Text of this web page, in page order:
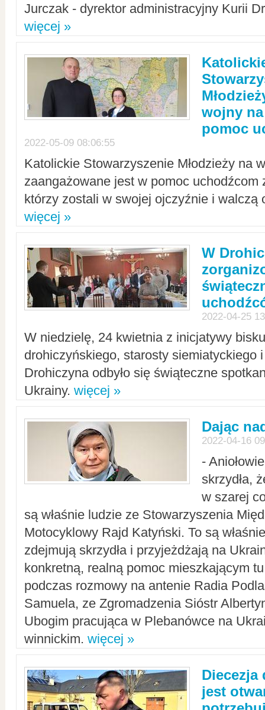
Jurczak - dyrektor administracyjny Kurii
więcej »
wojny
pomoc
2022-05-09 08:06:55
Katolickie Stowarzyszenie Młodzieży na
zaangażowane jest w pomoc uchodźcom
którzy zostali w swojej ojczyźnie i walczą
więcej »
W
2022-04-25
W niedzielę, 24 kwietnia z inicjatywy
drohiczyńskiego, starosty siemiatyckiego
Drohiczyna odbyło się świąteczne
Ukrainy. więcej »
Dając
2022-04-16
-
skrzydła,
w szarej
są właśnie ludzie ze Stowarzyszenia
Motocyklowy Rajd Katyński. To są
zdejmują skrzydła i przyjeżdżają na
konkretną, realną pomoc mieszkającym
podczas rozmowy na antenie Radia
Samuela, ze Zgromadzenia Sióstr
Ubogim pracująca w Plebanówce na
winnickim. więcej »
Diecezja
jest